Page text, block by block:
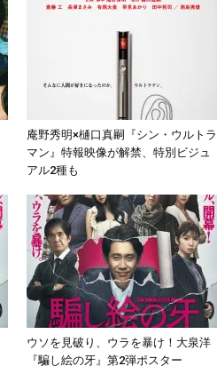
庵野秀明×樋口真嗣『シン・ウルトラ
マン』特報映像が解禁、特別ビジュ
アル2種も
ウソを見破り、ウラを暴け！大泉洋
『騙し絵の牙』第2弾ポスター